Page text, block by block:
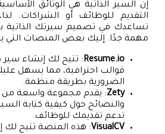
إن السير الذاتية هي الوثائق
التقديم للوظائف أو الشراكات.
تساعدك في تصميم سيرتك الذاتية
مهمة جدًا. إليك بعض المنصات التي
Resume.io: تتيح لك إنشاء سير
قوالب احترافية، مما يسهل
الضرورية بطريقة منظمة.
Zety: يقدم مجموعة واسعة من
والنصائح حول كيفية كتابة
تدعم تقديمك للوظائف.
VisualCV: هذه المنصة تتيح لك